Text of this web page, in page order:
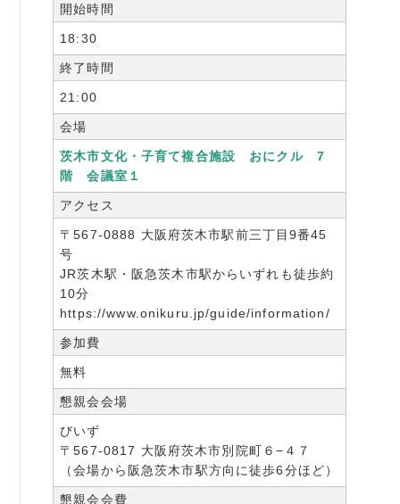
開始時間
18:30
終了時間
21:00
会場
茨木市文化・子育て複合施設 おにクル 7
階 会議室１
アクセス
〒567-0888 大阪府茨木市駅前三丁目9番45
号
JR茨木駅・阪急茨木市駅からいずれも徒歩約
10分
https://www.onikuru.jp/guide/information/
参加費
無料
懇親会会場
びいず
〒567-0817 大阪府茨木市別院町６−４７
（会場から阪急茨木市駅方向に徒歩6分ほど）
懇親会会費